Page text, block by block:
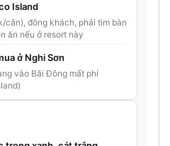
Island
cân), đông khách, phải tìm bàn
ăn nếu ở resort này
ở Nghi Sơn
vào Bãi Đông mất phí